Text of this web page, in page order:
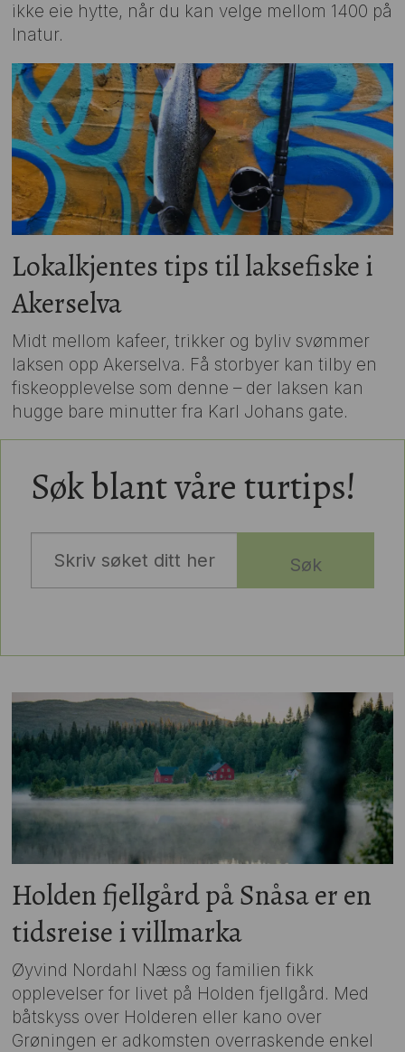
ikke eie hytte, når du kan velge mellom 1400 på
Inatur.
Lokalkjentes tips til laksefiske i
Akerselva
Midt mellom kafeer, trikker og byliv svømmer
laksen opp Akerselva. Få storbyer kan tilby en
fiskeopplevelse som denne – der laksen kan
hugge bare minutter fra Karl Johans gate.
Søk blant våre turtips!
Søk
Holden fjellgård på Snåsa er en
tidsreise i villmarka
Øyvind Nordahl Næss og familien fikk
opplevelser for livet på Holden fjellgård. Med
båtskyss over Holderen eller kano over
Grøningen er adkomsten overraskende enkel